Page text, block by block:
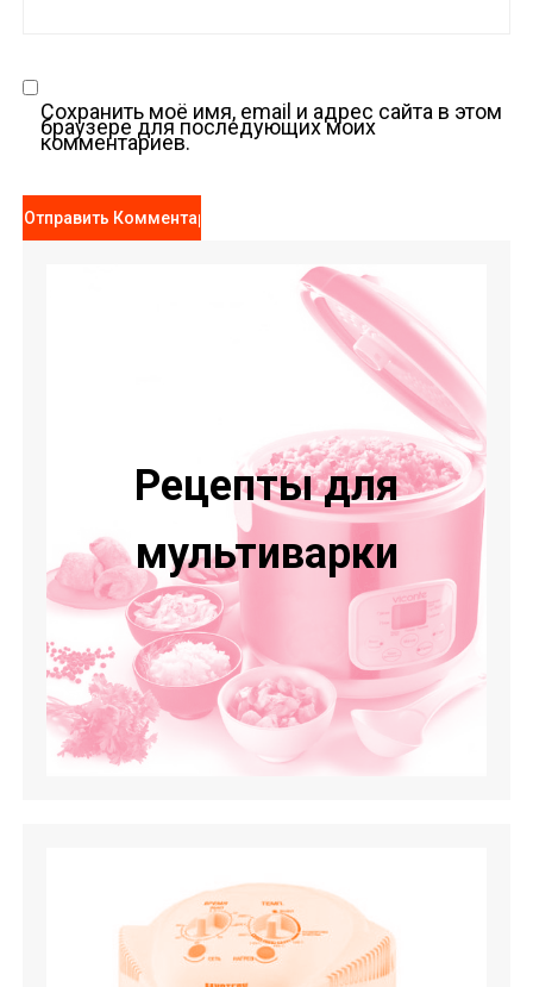
Сохранить моё имя, email и адрес сайта в этом
браузере для последующих моих
комментариев.
Рецепты для
мультиварки